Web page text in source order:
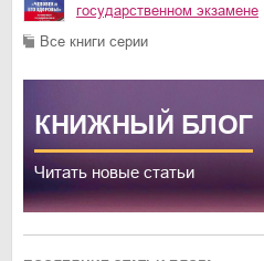
государственном экзамене
Все книги серии
КНИЖНЫЙ БЛОГ
Читать новые статьи